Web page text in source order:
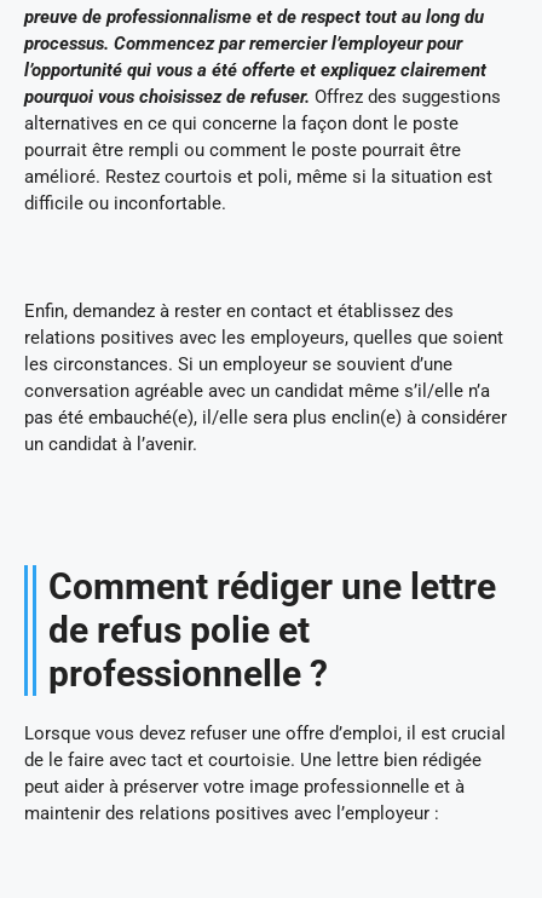
preuve de professionnalisme et de respect tout au long du
processus. Commencez par remercier l’employeur pour
l’opportunité qui vous a été offerte et expliquez clairement
pourquoi vous choisissez de refuser. Offrez des suggestions
alternatives en ce qui concerne la façon dont le poste
pourrait être rempli ou comment le poste pourrait être
amélioré. Restez courtois et poli, même si la situation est
difficile ou inconfortable.
Enfin, demandez à rester en contact et établissez des
relations positives avec les employeurs, quelles que soient
les circonstances. Si un employeur se souvient d’une
conversation agréable avec un candidat même s’il/elle n’a
pas été embauché(e), il/elle sera plus enclin(e) à considérer
un candidat à l’avenir.
Comment rédiger une lettre
de refus polie et
professionnelle ?
Lorsque vous devez refuser une offre d’emploi, il est crucial
de le faire avec tact et courtoisie. Une lettre bien rédigée
peut aider à préserver votre image professionnelle et à
maintenir des relations positives avec l’employeur :